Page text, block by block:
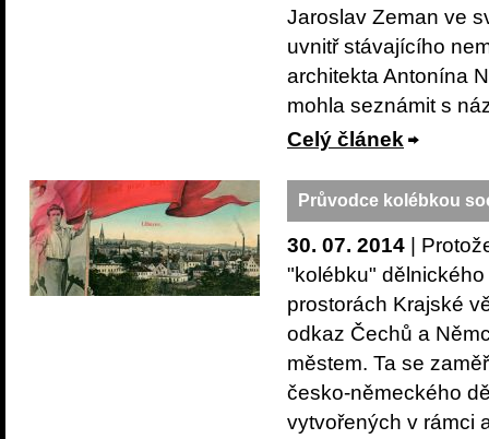
Jaroslav Zeman ve
uvnitř stávajícího
architekta Antonína
mohla seznámit s
Celý článek
Průvodce kolébkou
30. 07. 2014 |
"kolébku"
prostorách Krajské
odkaz Čechů a
městem. Ta se
česko-německého
vytvořených v rámci